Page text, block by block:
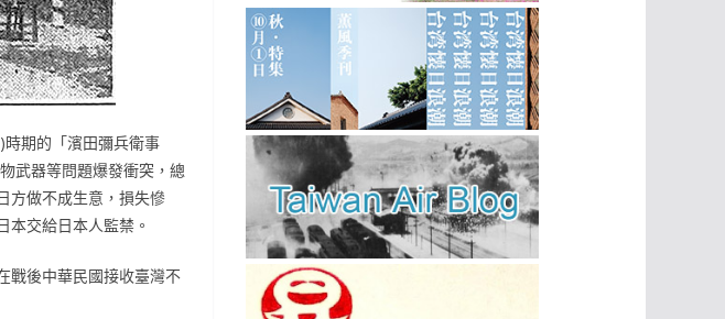
期的「濱田彌兵衛事
武器等問題爆發衝突，總
方做不成生意，損失慘
交給日本人監禁。
戰後中華民國接收臺灣不